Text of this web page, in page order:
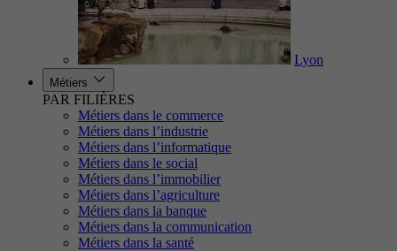
Lyon
Métiers
PAR FILIÈRES
Métiers dans le commerce
Métiers dans l’industrie
Métiers dans l’informatique
Métiers dans le social
Métiers dans l’immobilier
Métiers dans l’agriculture
Métiers dans la banque
Métiers dans la communication
Métiers dans la santé